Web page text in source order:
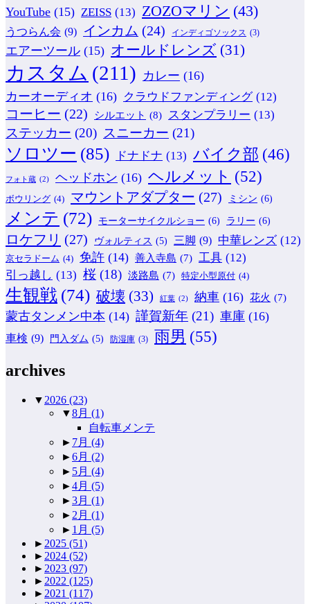
YouTube (15) ZEISS (13) ZOZOマリン (43)
うつらん会 (9) インカム (24) インディゴソックス (3)
エアーツール (15) オールドレンズ (31)
カスタム (211) カレー (16)
カーオーディオ (16) クラウドファンディング (12)
コーヒー (22) シルエット (8) スタンプラリー (13)
ステッカー (20) スニーカー (21)
ソロツー (85) ドナドナ (13) バイク部 (46)
フォト蔵 (2) ヘッドホン (16) ヘルメット (52)
ボウリング (4) マウントアダプター (27) ミシン (6)
メンテ (72) モーターサイクルショー (6) ラリー (6)
ロケフリ (27) ヴォルティス (5) 三脚 (9) 中華レンズ (12)
京セラドーム (4) 免許 (14) 善入寺島 (7) 工具 (12)
引っ越し (13) 桜 (18) 淡路島 (7) 特定小型原付 (4)
生観戦 (74) 破壊 (33) 紅葉 (2) 納車 (16) 花火 (7)
蒙古タンメン中本 (14) 謹賀新年 (21) 車庫 (16)
車検 (9) 門入ダム (5) 防湿庫 (3) 雨男 (55)
archives
▼ 2026 (23)
▼8月 (1)
自転車メンテ
► 7月 (4)
►6月 (2)
► 5月 (4)
►4月 (5)
►3月 (1)
► 2月 (1)
► 1月 (5)
► 2025 (51)
► 2024 (52)
► 2023 (97)
► 2022 (125)
► 2021 (117)